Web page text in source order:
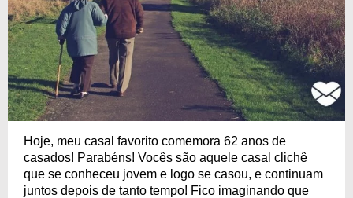
Hoje, meu casal favorito comemora 62 anos de
casados! Parabéns! Vocês são aquele casal clichê
que se conheceu jovem e logo se casou, e continuam
juntos depois de tanto tempo! Fico imaginando que